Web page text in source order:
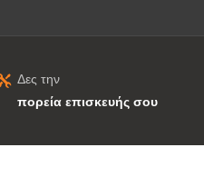
Δες την
πορεία επισκευής σου